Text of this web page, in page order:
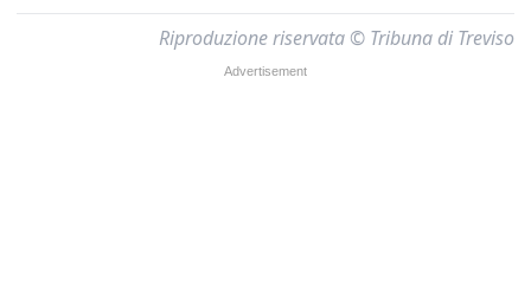
Riproduzione riservata © Tribuna di Treviso